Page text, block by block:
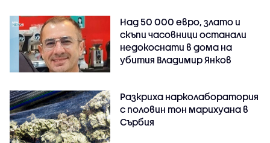
Над 50 000 евро, злато и
скъпи часовници останали
недокоснати в дома на
убития Владимир Янков
Разкриха нарколаборатория
с половин тон марихуана в
Сърбия